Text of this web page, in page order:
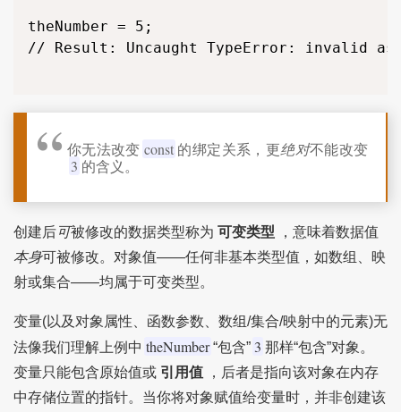
theNumber = 5;
// Result: Uncaught TypeError: invalid
你无法改变 const 的绑定关系，更绝对不能改变
3 的含义。
创建后可被修改的数据类型称为 可变类型 ，意味着数据值
本身可被修改。对象值——任何非基本类型值，如数组、映
射或集合——均属于可变类型。
变量(以及对象属性、函数参数、数组/集合/映射中的元素)无
法像我们理解上例中 theNumber “包含” 3 那样“包含”对象。
变量只能包含原始值或 引用值，后者是指向该对象在内存
中存储位置的指针。当你将对象赋值给变量时，并非创建该